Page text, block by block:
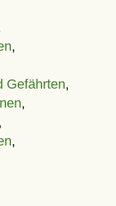
,
Gefährten,
,
,
,